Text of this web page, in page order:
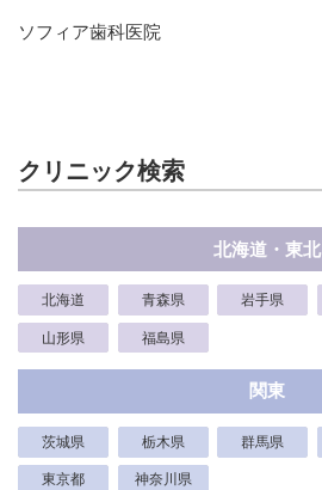
ソフィア歯科医院
クリニック検索
北海道・東北
北海道 青森県 岩手県
山形県 福島県
関東
茨城県 栃木県 群馬県
東京都 神奈川県